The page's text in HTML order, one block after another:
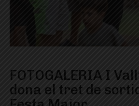
FOTOGALERIA I
dona el tret de